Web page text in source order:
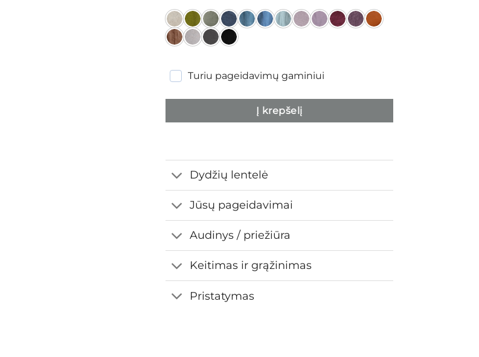
Turiu pageidavimų gaminiui
Į krepšelį
Dydžių lentelė
Jūsų pageidavimai
Audinys / priežiūra
Keitimas ir grąžinimas
Pristatymas